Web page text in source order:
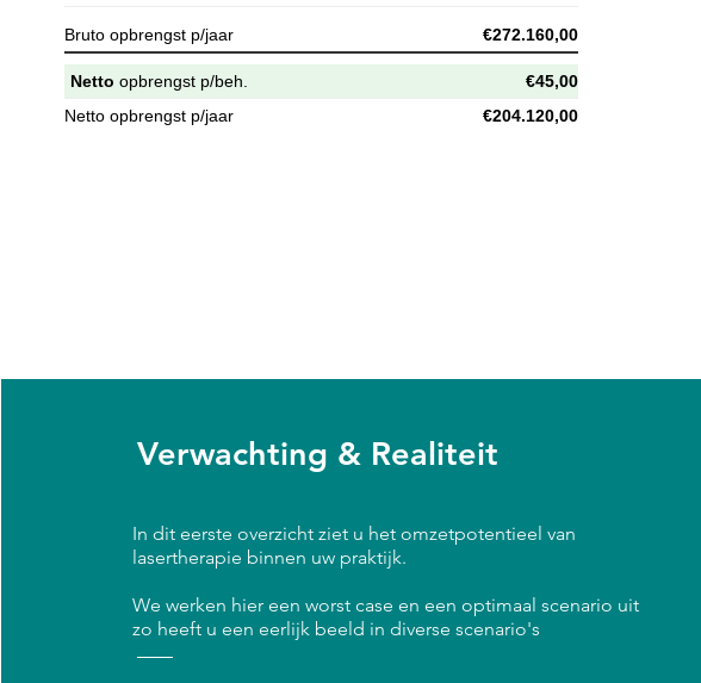
Bruto opbrengst p/jaar €272.160,00
Netto opbrengst p/beh.
€45,00
Netto opbrengst p/jaar
€204.120,00
Verwachting & Realiteit
In dit eerste overzicht ziet u het omzetpotentieel van
lasertherapie binnen uw praktijk.
We werken hier een worst case en een optimaal scenario uit
zo heeft u een eerlijk beeld in diverse scenario's